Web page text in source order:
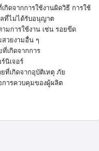
กิดจากการใช้งานผิดวิธี การใช้
ที่ไม่ได้รับอนุญาต
มการใช้งาน เช่น รอยขีด
สวยงามอื่น ๆ
เกิดจากการ
ร์นิเจอร์
ที่เกิดจากอุบัติเหตุ ภัย
ารควบคุมของผู้ผลิต